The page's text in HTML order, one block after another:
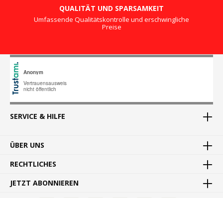
QUALITÄT UND SPARSAMKEIT
Umfassende Qualitätskontrolle und erschwingliche
Preise
SERVICE & HILFE
ÜBER UNS
RECHTLICHES
JETZT ABONNIEREN